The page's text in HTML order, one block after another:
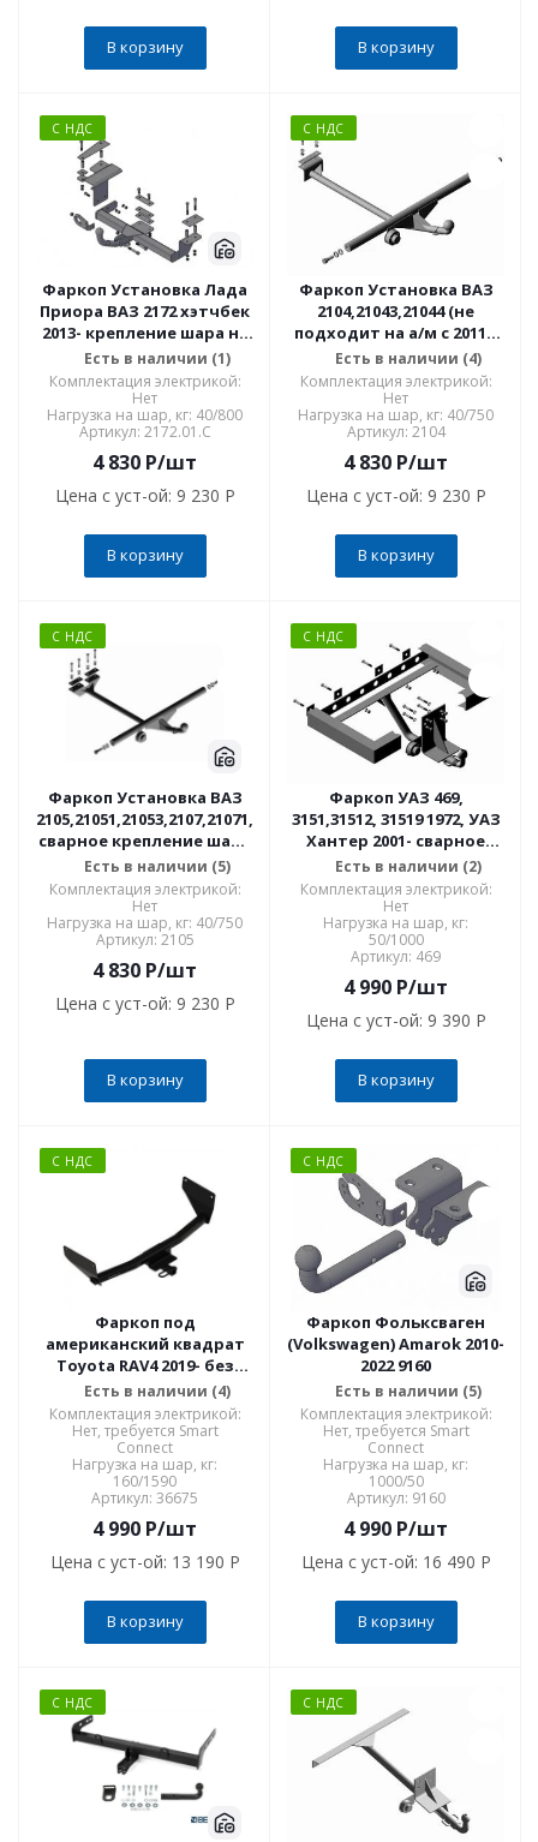
В корзину В корзину
С НДС
Фаркоп Установка Лада
Приора ВАЗ 2172 хэтчбек
2013- крепление шара на
двух болтах 2172.01.C
Есть в наличии (1)
Комплектация электрикой:
Нет
Нагрузка на шар, кг: 40/800
Артикул: 2172.01.C
4 830 P/шт
Цена с уст-ой: 9 230 P
В корзину
С НДС
Фаркоп Установка ВАЗ
2104,21043,21044 (не
подходит на а/м с 2011-)
сварное крепление шара
2104
Есть в наличии (4)
Комплектация электрикой:
Нет
Нагрузка на шар, кг: 40/750
Артикул: 2104
4 830 P/шт
Цена с уст-ой: 9 230 P
В корзину
С НДС
Фаркоп Установка ВАЗ
2105,21051,21053,2107,21071,21073
сварное крепление шара
2105
Есть в наличии (5)
Комплектация электрикой:
Нет
Нагрузка на шар, кг: 40/750
Артикул: 2105
4 830 P/шт
Цена с уст-ой: 9 230 P
В корзину
С НДС
Фаркоп УАЗ 469,
3151,31512, 31519 1972, УАЗ
Хантер 2001- сварное
крепление шара 469
Есть в наличии (2)
Комплектация электрикой:
Нет
Нагрузка на шар, кг:
50/1000
Артикул: 469
4 990 P/шт
Цена с уст-ой: 9 390 P
В корзину
С НДС
Фаркоп под
американский квадрат
Toyota RAV4 2019- без
шара и вставки 32x32 мм
36675
Есть в наличии (4)
Комплектация электрикой:
Нет, требуется Smart
Connect
Нагрузка на шар, кг:
160/1590
Артикул: 36675
4 990 P/шт
Цена с уст-ой: 13 190 P
В корзину
С НДС
Фаркоп Фольксваген
(Volkswagen) Amarok 2010-
2022 9160
Есть в наличии (5)
Комплектация электрикой:
Нет, требуется Smart
Connect
Нагрузка на шар, кг:
1000/50
Артикул: 9160
4 990 P/шт
Цена с уст-ой: 16 490 P
В корзину
С НДС С НДС